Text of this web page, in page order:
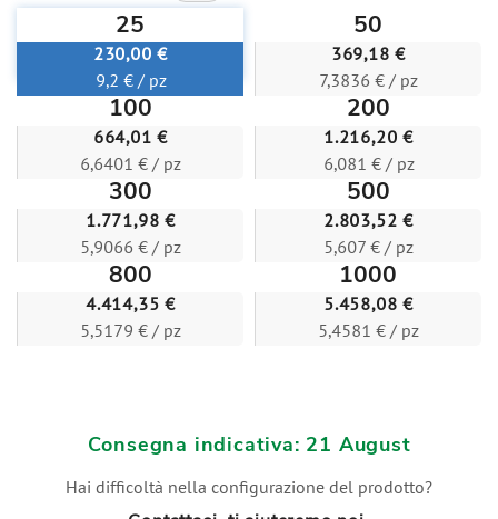
25
230,00 €
9,2 € / pz
50
369,18 €
7,3836 € / pz
100
664,01 €
6,6401 € / pz
200
1.216,20 €
6,081 € / pz
300
1.771,98 €
5,9066 € / pz
500
2.803,52 €
5,607 € / pz
800
4.414,35 €
5,5179 € / pz
1000
5.458,08 €
5,4581 € / pz
Consegna indicativa: 21 August
Hai difficoltà nella configurazione del prodotto?